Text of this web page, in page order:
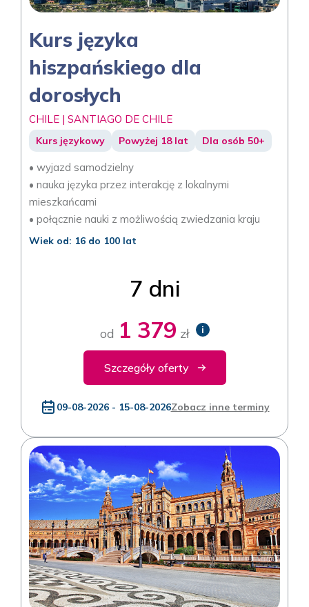
Kurs języka
hiszpańskiego dla
dorosłych
CHILE | SANTIAGO DE CHILE
Kurs językowy Powyżej 18 lat Dla osób 50+
• wyjazd samodzielny
• nauka języka przez interakcję z lokalnymi
mieszkańcami
• połącznie nauki z możliwością zwiedzania kraju
Wiek od: 16 do 100 lat
7 dni
od 1 379 zł i
Szczegóły oferty
09-08-2026 - 15-08-2026Zobacz inne terminy